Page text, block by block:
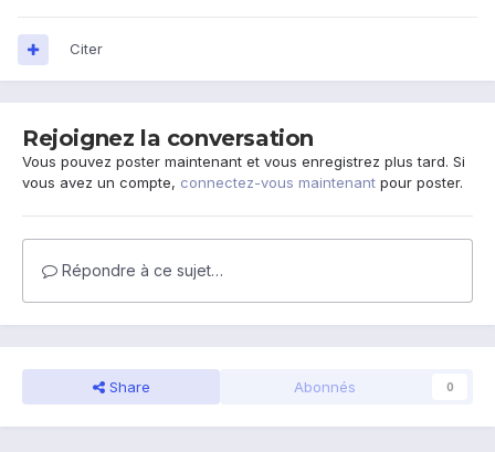
Citer
Rejoignez la conversation
Vous pouvez poster maintenant et vous enregistrez plus tard. Si
vous avez un compte, connectez-vous maintenant pour poster.
Répondre à ce sujet…
Share Abonnés 0